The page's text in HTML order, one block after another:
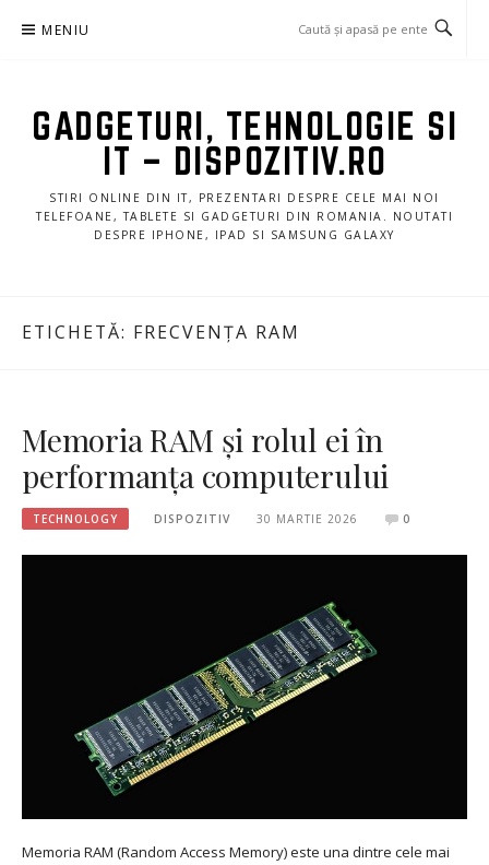
MENIU
GADGETURI, TEHNOLOGIE SI
IT – DISPOZITIV.RO
STIRI ONLINE DIN IT, PREZENTARI DESPRE CELE MAI NOI
TELEFOANE, TABLETE SI GADGETURI DIN ROMANIA. NOUTATI
DESPRE IPHONE, IPAD SI SAMSUNG GALAXY
ETICHETĂ: FRECVENȚA RAM
Memoria RAM și rolul ei în
performanța computerului
TECHNOLOGY DISPOZITIV 30 MARTIE 2026 0
Memoria RAM (Random Access Memory) este una dintre cele mai